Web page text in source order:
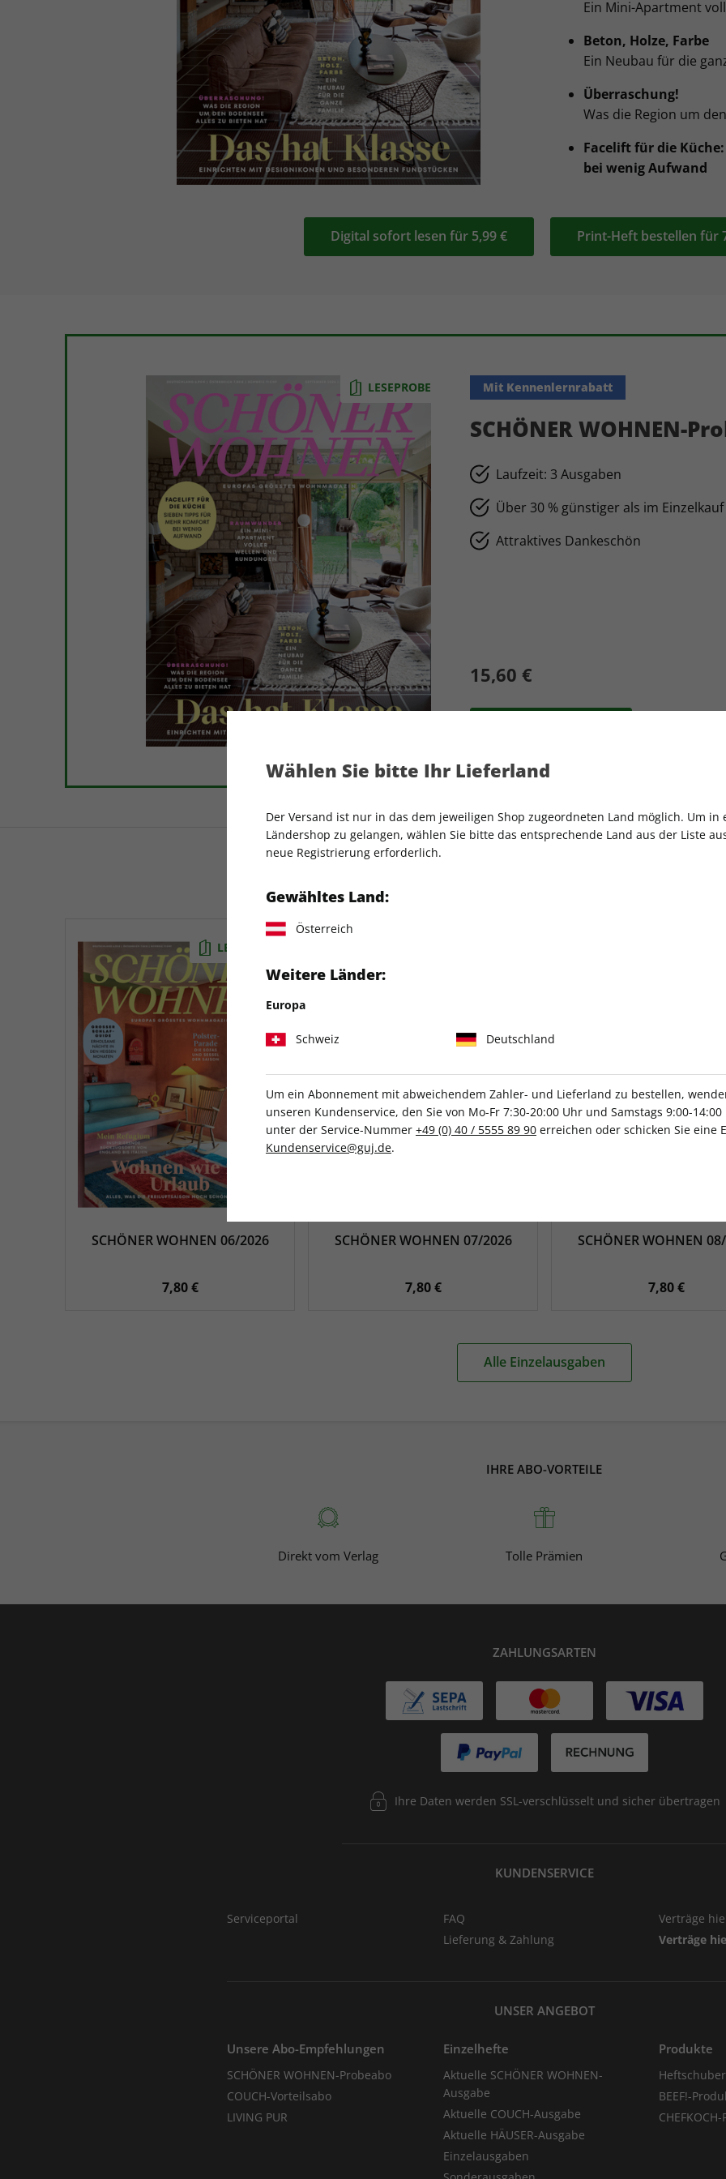
Ein Mini-Apartment
Beton, Holze, Farbe
Ein Neubau für die
Überraschung!
Was die Region um
Facelift für die
bei wenig Aufwand
Digital sofort lesen für 5,99 € Print-Heft bestellen für
LESEPROBE Mit Kennenlernrabatt
SCHÖNER WOHNEN-
Laufzeit: 3 Ausgaben
Über 30 % günstiger als im Einzelkauf
Attraktives Dankeschön
15,60 €
SCHÖNER WOHNEN 06/2026
7,80 €
LESEPROBE
SCHÖNER WOHNEN 07/2026
7,80 €
SCHÖNER WOHNEN
7,80 €
Alle Einzelausgaben
IHRE ABO-VORTEILE
Direkt vom Verlag Tolle Prämien
ZAHLUNGSARTEN
Ihre Daten werden SSL-verschlüsselt und sicher übertragen
KUNDENSERVICE
Serviceportal
FAQ
Lieferung & Zahlung
Verträge
Verträge
UNSER ANGEBOT
Unsere Abo-Empfehlungen
SCHÖNER WOHNEN-Probeabo
COUCH-Vorteilsabo
LIVING PUR
Einzelhefte
Aktuelle SCHÖNER WOHNEN-
Ausgabe
Aktuelle COUCH-Ausgabe
Aktuelle HÄUSER-Ausgabe
Einzelausgaben
Produkte
Heftschuber
BEEF!-
Wählen Sie bitte Ihr Lieferland
Der Versand ist nur in das dem jeweiligen Shop zugeordneten Land möglich. Um in
Ländershop zu gelangen, wählen Sie bitte das entsprechende Land aus der Liste
neue Registrierung erforderlich.
Gewähltes Land:
Österreich
Weitere Länder:
Europa
Schweiz Deutschland
Um ein Abonnement mit abweichendem Zahler- und Lieferland zu bestellen,
unseren Kundenservice, den Sie von Mo-Fr 7:30-20:00 Uhr und Samstags 9:00-
unter der Service-Nummer +49 (0) 40 / 5555 89 90 erreichen oder schicken Sie eine
Kundenservice@guj.de.